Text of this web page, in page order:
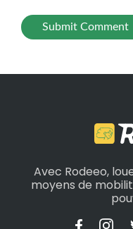
Avec Rodeeo,
moyens de